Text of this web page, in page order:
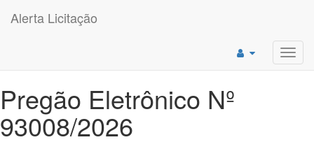
Alerta Licitação
Pregão Eletrônico Nº
93008/2026